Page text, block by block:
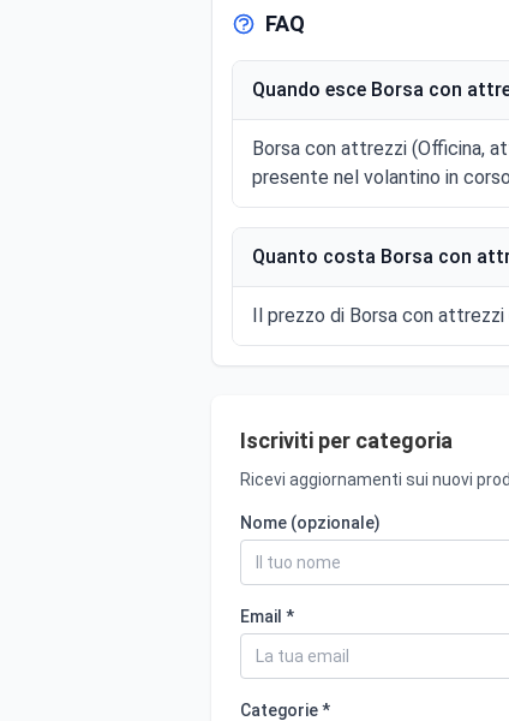
FAQ
Quando esce Borsa con
Borsa con attrezzi (Officina,
presente nel volantino in
Quanto costa Borsa con
Il prezzo di Borsa con
Iscriviti per categoria
Ricevi aggiornamenti sui nuovi
Nome (opzionale)
Email *
Categorie *